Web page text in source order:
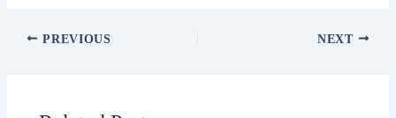
PREVIOUS NEXT